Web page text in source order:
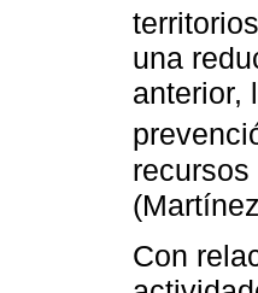
una
anterior,
Con